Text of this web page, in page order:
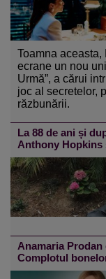
Toamna
ecrane un nou
Urmă”, a cărui
joc al secretelor,
răzbunării.
La 88 de ani și
Anthony Hopkins
Anamaria
Complotul